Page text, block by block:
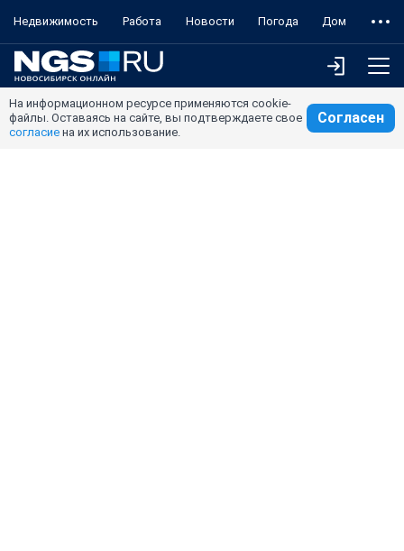
Недвижимость Работа Новости Погода Дом
На информационном ресурсе применяются cookie-
файлы. Оставаясь на сайте, вы подтверждаете свое
согласие на их использование.
Согласен